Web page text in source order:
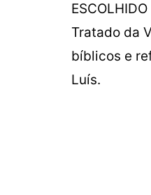
Tratado da
bíblicos e
Luís.